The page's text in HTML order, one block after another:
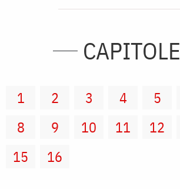
CAPITOLE
1 2 3 4 5
8
9 10 11 12
15
16